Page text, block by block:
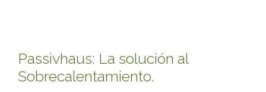
Passivhaus: La solución al
Sobrecalentamiento.